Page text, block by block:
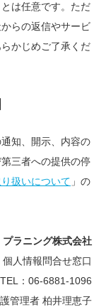
は任意です。ただ
らの返信やサービ
かじめご了承くだ
知、開示、内容の
三者への提供の停
扱いについて 」の
プラニング株式会社
個人情報問合せ窓口
TEL：06-6881-1096
管理者 柏井理恵子